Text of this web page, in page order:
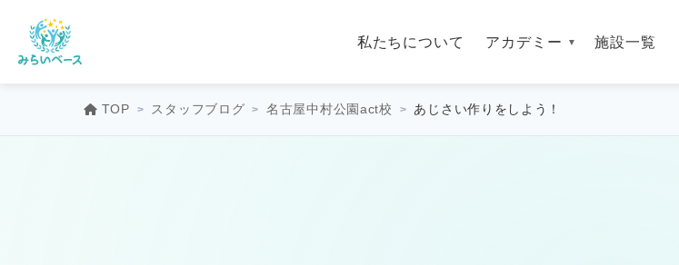
私たちについて アカデミー 施設一覧
TOP スタッフブログ 名古屋中村公園act校 あじさい作りをしよう！